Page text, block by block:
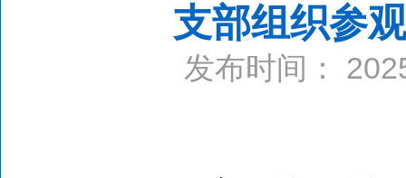
支部组织参
发布时间：